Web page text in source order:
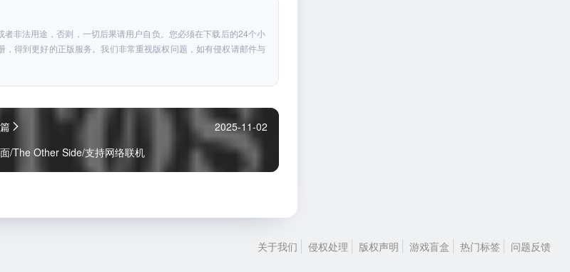
非法用途，否则，一切后果请用户自负。您必须在下载后的24个小
得到更好的正版服务。我们非常重视版权问题，如有侵权请邮件与
2025-11-02
/The Other Side/支持网络联机
关于我们 侵权处理 版权声明 游戏盲盒 热门标签 问题反馈